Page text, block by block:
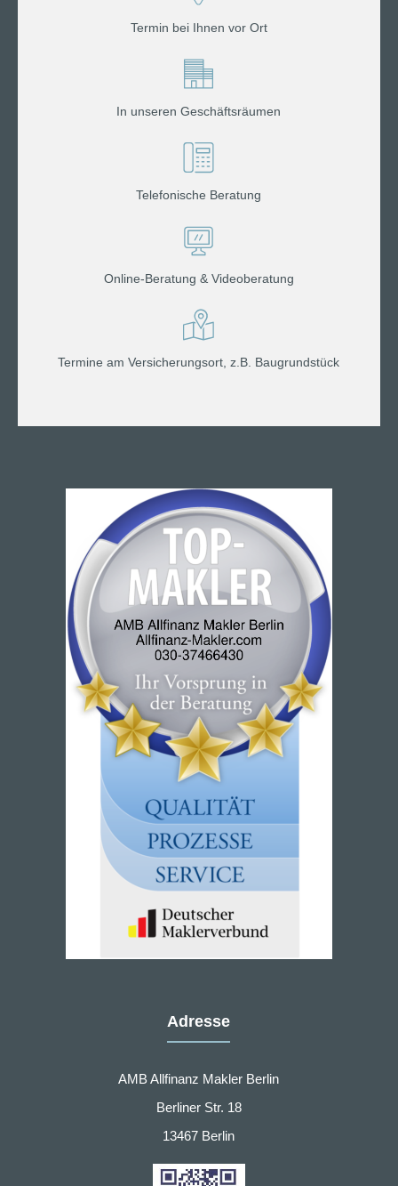
Termin bei Ihnen vor Ort
In unseren Geschäftsräumen
Telefonische Beratung
Online-Beratung & Videoberatung
Termine am Versicherungsort, z.B. Baugrundstück
Adresse
AMB Allfinanz Makler Berlin
Berliner Str. 18
13467 Berlin